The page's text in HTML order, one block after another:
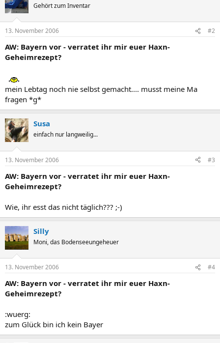
Gehört zum Inventar
13. November 2006 #2
AW: Bayern vor - verratet ihr mir euer Haxn-
Geheimrezept?
mein Lebtag noch nie selbst gemacht.... musst meine Ma
fragen *g*
Susa
einfach nur langweilig...
13. November 2006 #3
AW: Bayern vor - verratet ihr mir euer Haxn-
Geheimrezept?
Wie, ihr esst das nicht täglich??? ;-)
Silly
Moni, das Bodenseeungeheuer
13. November 2006 #4
AW: Bayern vor - verratet ihr mir euer Haxn-
Geheimrezept?
:wuerg:
zum Glück bin ich kein Bayer